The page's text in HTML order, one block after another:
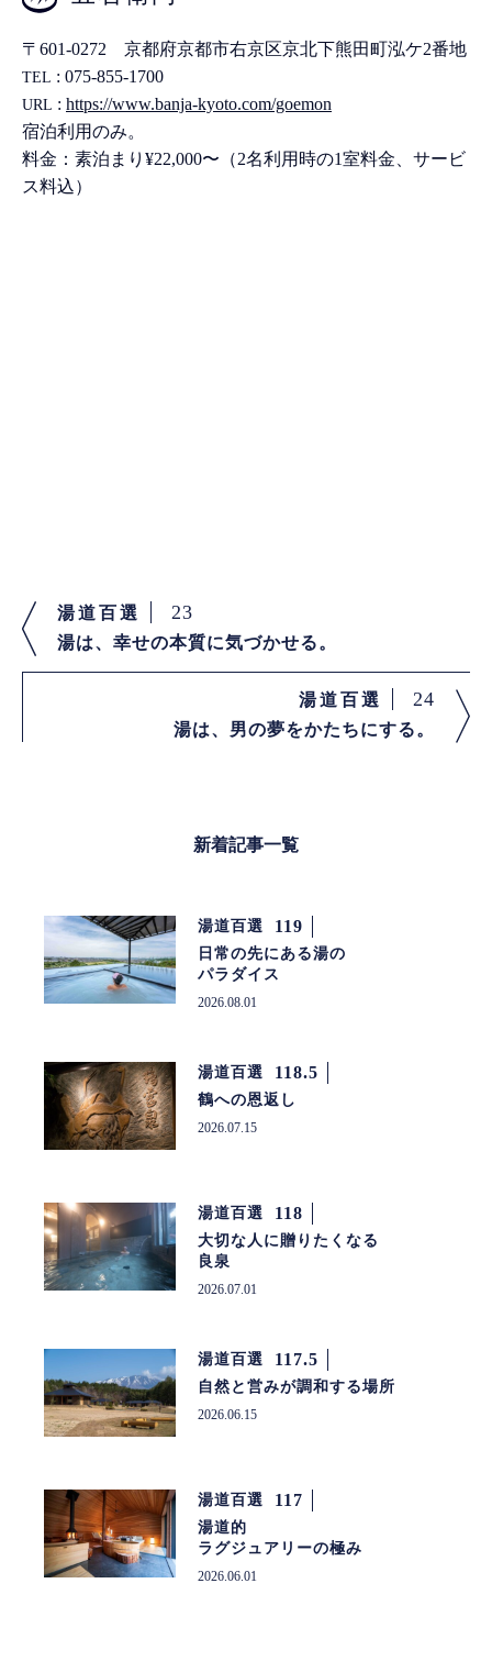
〒601-0272 京都府京都市右京区京北下熊田町泓ケ2番地
TEL : 075-855-1700
URL : https://www.banja-kyoto.com/goemon
宿泊利用のみ。
料金：素泊まり¥22,000〜（2名利用時の1室料金、サービ
ス料込）
湯道百選 23
湯は、幸せの本質に気づかせる。
湯道百選 24
湯は、男の夢をかたちにする。
新着記事一覧
湯道百選 119
日常の先にある湯の
パラダイス
2026.08.01
湯道百選 118.5
鶴への恩返し
2026.07.15
湯道百選 118
大切な人に贈りたくなる
良泉
2026.07.01
湯道百選 117.5
自然と営みが調和する場所
2026.06.15
湯道百選 117
湯道的
ラグジュアリーの極み
2026.06.01